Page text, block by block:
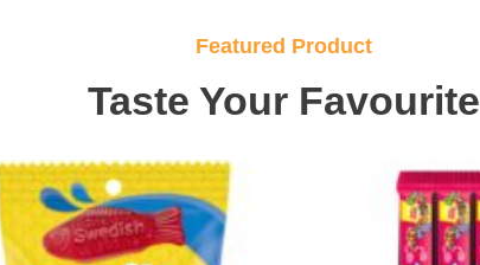
Featured Product
Taste Your Favourite